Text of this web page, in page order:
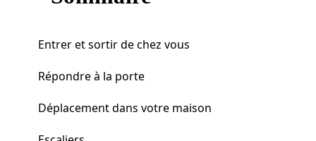
Entrer et sortir de chez vous
Répondre à la porte
Déplacement dans votre maison